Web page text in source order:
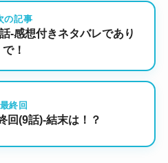
の記事
-感想付きネタバレであり
で！
最終回
回(9話)-結末は！？